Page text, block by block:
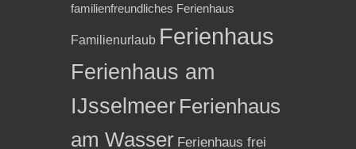
familienfreundliches Ferienhaus
Familienurlaub Ferienhaus
Ferienhaus am
IJsselmeer Ferienhaus
am Wasser Ferienhaus frei